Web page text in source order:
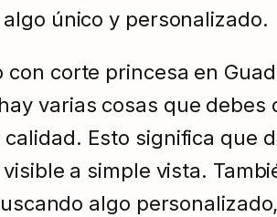
único y personalizado.
corte princesa en
varias cosas que
Esto significa que
a simple vista.
algo